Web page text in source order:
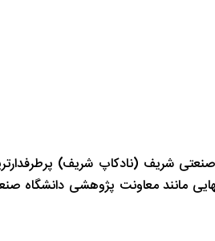
شریف (نادکاپ شریف)
مانند معاونت پژوهشی